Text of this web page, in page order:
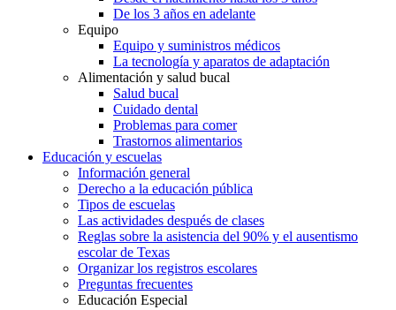
De los 3 años en adelante
Equipo
Equipo y suministros médicos
La tecnología y aparatos de adaptación
Alimentación y salud bucal
Salud bucal
Cuidado dental
Problemas para comer
Trastornos alimentarios
Educación y escuelas
Información general
Derecho a la educación pública
Tipos de escuelas
Las actividades después de clases
Reglas sobre la asistencia del 90% y el ausentismo
escolar de Texas
Organizar los registros escolares
Preguntas frecuentes
Educación Especial